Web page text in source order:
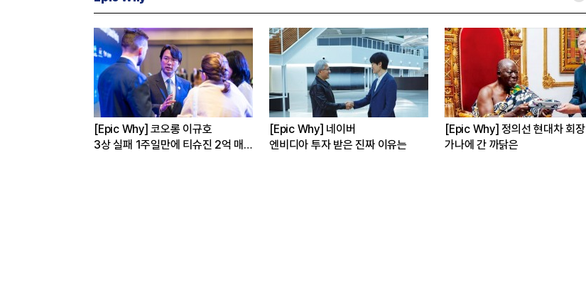
[Epic Why] 코오롱 이규호
3상 실패 1주일만에 티슈진 2억 매
[Epic Why] 네이버
엔비디아 투자 받은 진짜 이유는
[Epic Why] 정의선 현대차 회장
가나에 간 까닭은